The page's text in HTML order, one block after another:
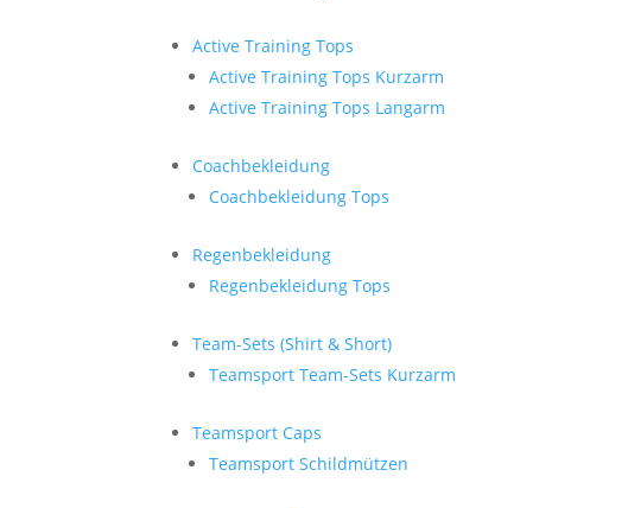
Active Training Tops
Active Training Tops Kurzarm
Active Training Tops Langarm
Coachbekleidung
Coachbekleidung Tops
Regenbekleidung
Regenbekleidung Tops
Team-Sets (Shirt & Short)
Teamsport Team-Sets Kurzarm
Teamsport Caps
Teamsport Schildmützen